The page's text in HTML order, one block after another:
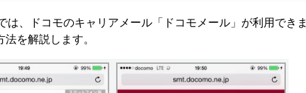
、ドコモのキャリアメール「ドコモメール」が利用できま
を解説します。